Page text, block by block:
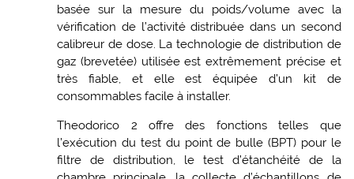
basée sur la mesure du poids/volume avec la
vérification de l’activité distribuée dans un second
calibreur de dose. La technologie de distribution de
gaz (brevetée) utilisée est extrêmement précise et
très fiable, et elle est équipée d’un kit de
consommables facile à installer.
Theodorico 2 offre des fonctions telles que
l’exécution du test du point de bulle (BPT) pour le
filtre de distribution, le test d’étanchéité de la